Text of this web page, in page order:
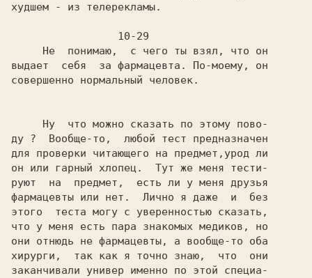
худшем - из телерекламы.
выдает  себя  за фармацевта. По-моему, он
совершенно нормальный человек.
ду ?  Вообще-то,  любой тест предназначен
для проверки читающего на предмет,урод ли
он или гарный хлопец.  Тут же меня тести-
руют  на  предмет,  есть ли у меня друзья
фармацевты или нет.  Лично я даже  и  без
этого  теста могу с уверенностью сказать,
что у меня есть пара знакомых медиков, но
они отнюдь не фармацевты, а вообще-то оба
хирурги,  так как я точно знаю,  что  они
заканчивали универ именно по этой специа-